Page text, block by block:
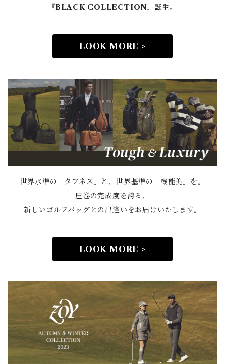
『BLACK COLLECTION』誕生。
LOOK MORE >
世界水準の「タフネス」と、世界基準の「機能美」を。
圧巻の完成度を誇る、
新しいゴルフバッグとの出逢いをお届けいたします。
LOOK MORE >